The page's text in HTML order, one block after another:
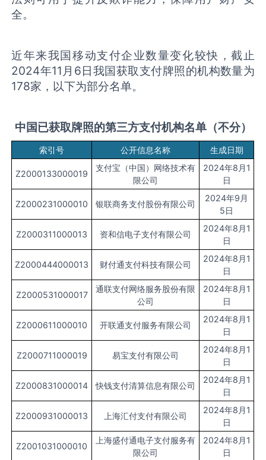
全。
近年来我国移动支付企业数量变化较快，截止
2024年11月6日我国获取支付牌照的机构数量为
178家，以下为部分名单。
中国已获取牌照的第三方支付机构名单（不分）
索引号 公开信息名称 生成日期
Z2000133000019
支付宝（中国）网络技术有
限公司
2024年8月1
日
Z2000231000010 银联商务支付股份有限公司
2024年9月
5日
Z2000311000013 资和信电子支付有限公司
2024年8月1
日
Z2000444000013 财付通支付科技有限公司
2024年8月1
日
Z2000531000017
通联支付网络服务股份有限
公司
2024年8月1
日
Z2000611000010 开联通支付服务有限公司
2024年8月1
日
Z2000711000019 易宝支付有限公司
2024年8月1
日
Z2000831000014 快钱支付清算信息有限公司
2024年8月1
日
Z2000931000013 上海汇付支付有限公司
2024年8月1
日
Z2001031000010
上海盛付通电子支付服务有
限公司
2024年8月1
日